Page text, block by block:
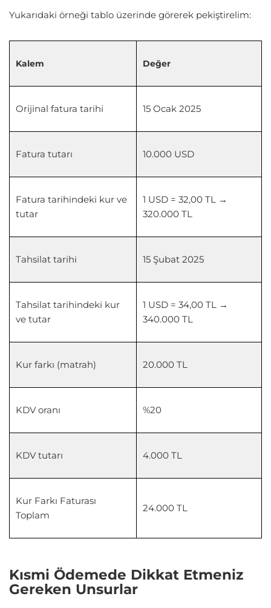
Yukarıdaki örneği tablo üzerinde görerek pekiştirelim:
Kalem Değer
Orijinal fatura tarihi 15 Ocak 2025
Fatura tutarı 10.000 USD
Fatura tarihindeki kur ve
tutar
1 USD = 32,00 TL →
320.000 TL
Tahsilat tarihi 15 Şubat 2025
Tahsilat tarihindeki kur
ve tutar
1 USD = 34,00 TL →
340.000 TL
Kur farkı (matrah) 20.000 TL
KDV oranı %20
KDV tutarı 4.000 TL
Kur Farkı Faturası
Toplam
24.000 TL
Kısmi Ödemede Dikkat Etmeniz
Gereken Unsurlar